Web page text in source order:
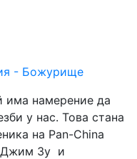
- Божурище
има намерение да
у нас. Това стана
на Pan-China
Джим Зу и